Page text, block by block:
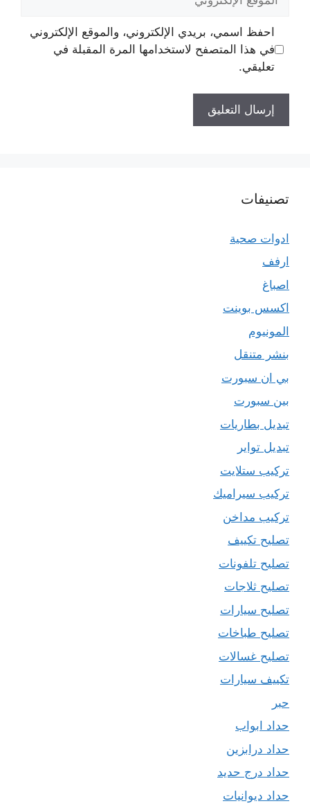
الإلكتروني
احفظ اسمي، بريدي الإلكتروني، والموقع الإلكتروني
في هذا المتصفح لاستخدامها المرة المقبلة في
تعليقي.
تصنيفات
ادوات صحية
ارفف
اصباغ
اكسس بوينت
المونيوم
بنشر متنقل
بي ان سبورت
بين سبورت
تبديل بطاريات
تبديل تواير
تركيب ستلايت
تركيب سيراميك
تركيب مداخن
تصليح تكييف
تصليح تلفونات
تصليح ثلاجات
تصليح سيارات
تصليح طباخات
تصليح غسالات
تكييف سيارات
حبر
حداد ابواب
حداد درابزين
حداد درج حديد
حداد ديوانيات